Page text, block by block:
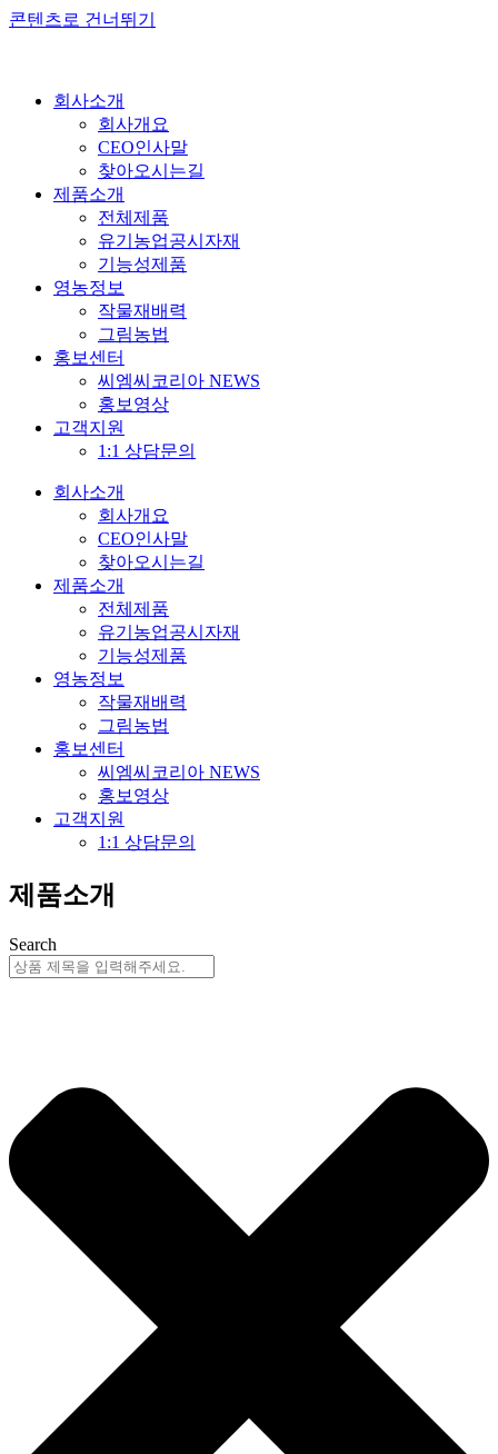
콘텐츠로 건너뛰기
회사소개
회사개요
CEO인사말
찾아오시는길
제품소개
전체제품
유기농업공시자재
기능성제품
영농정보
작물재배력
그림농법
홍보센터
씨엠씨코리아 NEWS
홍보영상
고객지원
1:1 상담문의
회사소개
회사개요
CEO인사말
찾아오시는길
제품소개
전체제품
유기농업공시자재
기능성제품
영농정보
작물재배력
그림농법
홍보센터
씨엠씨코리아 NEWS
홍보영상
고객지원
1:1 상담문의
제품소개
Search